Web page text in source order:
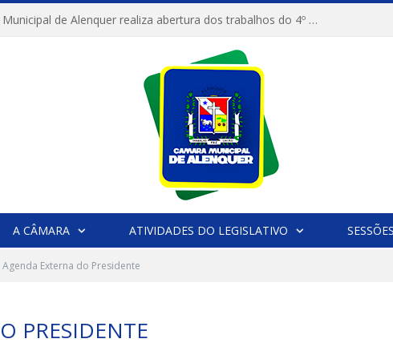
Câmara Municipal de Alenquer realiza abertura dos trabalhos do 4º Período Legislativo
A CÂMARA ATIVIDADES DO LEGISLATIVO SESSÕES
Agenda Externa do Presidente
PRESIDENTE